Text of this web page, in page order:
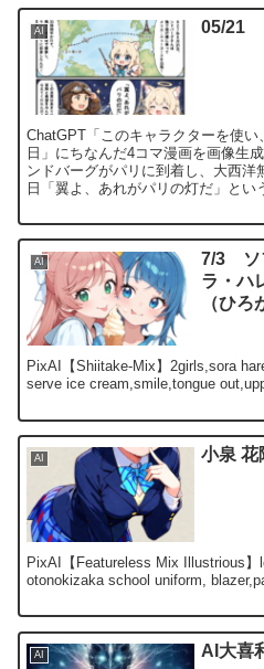
AI 05/21
ChatGPT「このキャラクターを使
日」にちなんだ4コマ漫画を画像生
ンドバーグがパリに到着し、大西
日「翼よ、あれがパリの灯だ」とい
AI
7/3 ソ
ラ・ハ
（ひ
PixAI【Shiitake-Mix】2girls,sora
serve ice cream,smile,tongue
AI 小泉 花
PixAI【Featureless Mix Illustrious】
otonokizaka school uniform,
AI AI大喜